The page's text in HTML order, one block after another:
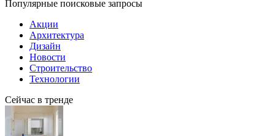
Популярные поисковые запросы
Акции
Архитектура
Дизайн
Новости
Строительство
Технологии
Сейчас в тренде